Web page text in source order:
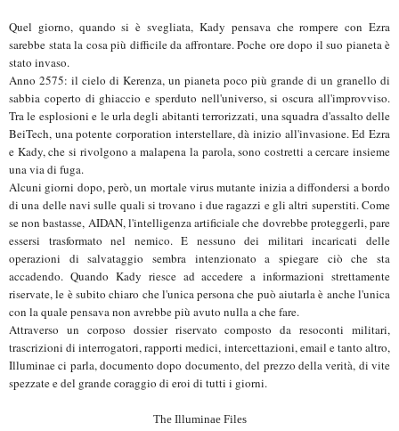
Quel giorno, quando si è svegliata, Kady pensava che rompere con Ezra
sarebbe stata la cosa più difficile da affrontare. Poche ore dopo il suo pianeta è
stato invaso.
Anno 2575: il cielo di Kerenza, un pianeta poco più grande di un granello di
sabbia coperto di ghiaccio e sperduto nell'universo, si oscura all'improvviso.
Tra le esplosioni e le urla degli abitanti terrorizzati, una squadra d'assalto delle
BeiTech, una potente corporation interstellare, dà inizio all'invasione. Ed Ezra
e Kady, che si rivolgono a malapena la parola, sono costretti a cercare insieme
una via di fuga.
Alcuni giorni dopo, però, un mortale virus mutante inizia a diffondersi a bordo
di una delle navi sulle quali si trovano i due ragazzi e gli altri superstiti. Come
se non bastasse, AIDAN, l'intelligenza artificiale che dovrebbe proteggerli, pare
essersi trasformato nel nemico. E nessuno dei militari incaricati delle
operazioni di salvataggio sembra intenzionato a spiegare ciò che sta
accadendo. Quando Kady riesce ad accedere a informazioni strettamente
riservate, le è subito chiaro che l'unica persona che può aiutarla è anche l'unica
con la quale pensava non avrebbe più avuto nulla a che fare.
Attraverso un corposo dossier riservato composto da resoconti militari,
trascrizioni di interrogatori, rapporti medici, intercettazioni, email e tanto altro,
Illuminae ci parla, documento dopo documento, del prezzo della verità, di vite
spezzate e del grande coraggio di eroi di tutti i giorni.
The Illuminae Files